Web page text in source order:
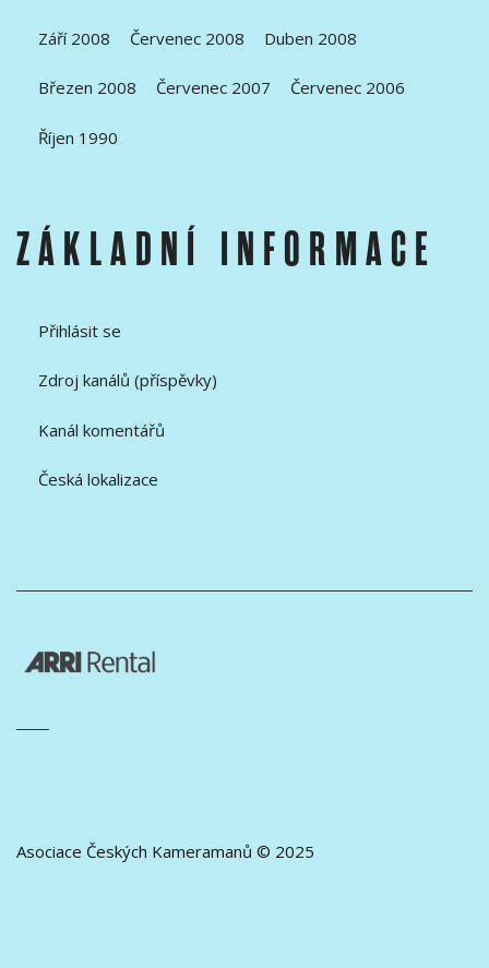
Září 2008 Červenec 2008 Duben 2008
Březen 2008 Červenec 2007 Červenec 2006
Říjen 1990
ZÁKLADNÍ INFORMACE
Přihlásit se
Zdroj kanálů (příspěvky)
Kanál komentářů
Česká lokalizace
Asociace Českých Kameramanů © 2025